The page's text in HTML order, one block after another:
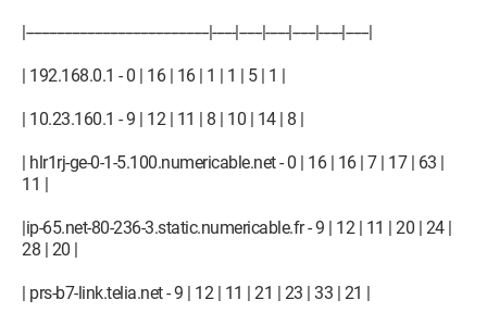
|------------------------------------------------|------|------|------|------|------|------|
| 192.168.0.1 - 0 | 16 | 16 | 1 | 1 | 5 | 1 |
| 10.23.160.1 - 9 | 12 | 11 | 8 | 10 | 14 | 8 |
| hlr1rj-ge-0-1-5.100.numericable.net - 0 | 16 | 16 | 7 | 17 | 63 |
11 |
|ip-65.net-80-236-3.static.numericable.fr - 9 | 12 | 11 | 20 | 24 |
28 | 20 |
| prs-b7-link.telia.net - 9 | 12 | 11 | 21 | 23 | 33 | 21 |